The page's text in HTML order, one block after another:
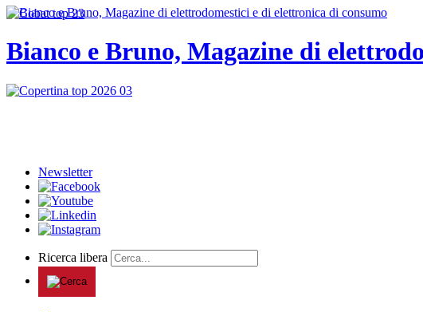
Bianco e Bruno, Magazine di
Newsletter
Ricerca libera